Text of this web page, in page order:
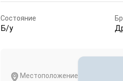
Состояние
Б/у
Местоположение